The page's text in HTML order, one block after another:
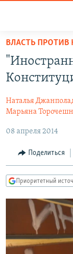
доступа
Вернуться
основному
содержанию
навигации
ПРОГРАММЫ
ПОДКАСТЫ
АВТОРСКИЕ
ЦИТАТЫ
IDEL.РЕАЛИИ
КАВКАЗ.РЕАЛИИ
СИБИРЬ.РЕАЛИИ
РАСПИСАНИЕ
ПОДПИШИТЕСЬ
ВЛАСТЬ ПРОТИВ
Наталья
Марьяна
08 апреля 2014
Поделиться
Приоритетный